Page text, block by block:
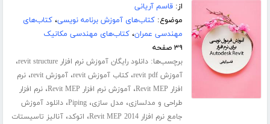
از:قاسم آریانی
موضوع:کتاب‌های آموزش برنامه نویسی،کتاب‌های
مهندسی عمران،کتاب‌های مهندسی مکانیک
۳۹ صفحه
برچسب‌ها:دانلود رایگان آموزش نرم افزار revit structure ،
آموزش revit pdf ،کتاب آموزش revit ،آموزش revit ،نرم
افزار Revit MEP
،آموزش نرم افزار Revit MEP ،نرم افزار
طراحی و مدلسازی، مدل سازی،Piping،دانلود آموزش
جامع نرم افزار Revit MEP 2014
، اتوکد،آنالیز تاسیستات